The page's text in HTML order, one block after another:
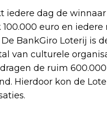
iedere dag de
100.000 euro en
BankGiro Loterij is
van culturele
de ruim
Hierdoor kon de